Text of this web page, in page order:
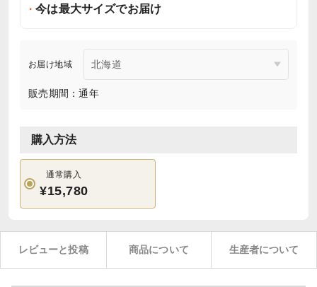
今は最大サイズでお届け
お届け地域
販売期間：通年
購入方法
通常購入
¥15,780
レビューと投稿 商品について 生産者について